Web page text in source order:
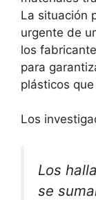
La situación
urgente de
los
para
plásticos
Los
Los
se